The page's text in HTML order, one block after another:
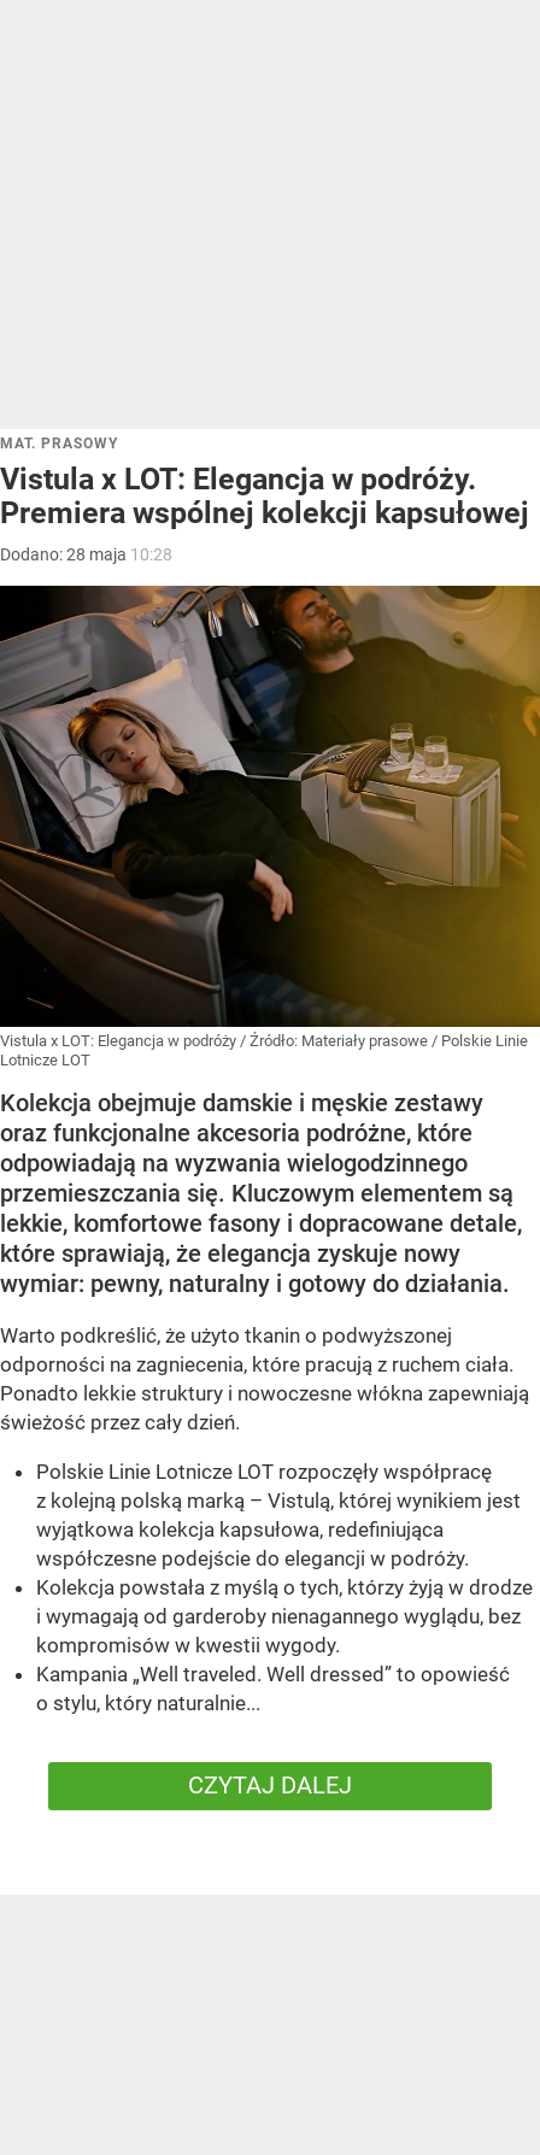
MAT. PRASOWY
Vistula x LOT: Elegancja w podróży.
Premiera wspólnej kolekcji kapsułowej
Dodano:28 maja 10:28
Vistula x LOT: Elegancja w podróży / Źródło: Materiały prasowe / Polskie Linie
Lotnicze LOT
Kolekcja obejmuje damskie i męskie zestawy
oraz funkcjonalne akcesoria podróżne, które
odpowiadają na wyzwania wielogodzinnego
przemieszczania się. Kluczowym elementem są
lekkie, komfortowe fasony i dopracowane detale,
które sprawiają, że elegancja zyskuje nowy
wymiar: pewny, naturalny i gotowy do działania.
Warto podkreślić, że użyto tkanin o podwyższonej
odporności na zagniecenia, które pracują z ruchem ciała.
Ponadto lekkie struktury i nowoczesne włókna zapewniają
świeżość przez cały dzień.
Polskie Linie Lotnicze LOT rozpoczęły współpracę
z kolejną polską marką – Vistulą, której wynikiem jest
wyjątkowa kolekcja kapsułowa, redefiniująca
współczesne podejście do elegancji w podróży.
Kolekcja powstała z myślą o tych, którzy żyją w drodze
i wymagają od garderoby nienagannego wyglądu, bez
kompromisów w kwestii wygody.
Kampania „Well traveled. Well dressed” to opowieść
o stylu, który naturalnie...
CZYTAJ DALEJ